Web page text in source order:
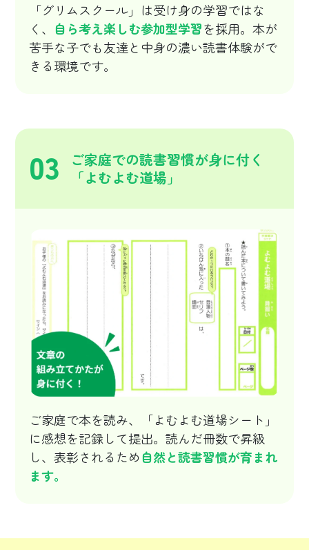
「グリムスクール」は受け身の学習ではな
く、 自ら考え楽しむ参加型学習を採用。本が
苦手な子でも友達と中身の濃い読書体験がで
きる環境です。
03
ご家庭での読書習慣が身に付く
「よむよむ道場」
ご家庭で本を読み、「よむよむ道場シート」
に感想を記録して提出。読んだ冊数で昇級
し、表彰されるため自然と読書習慣が育まれ
ます。